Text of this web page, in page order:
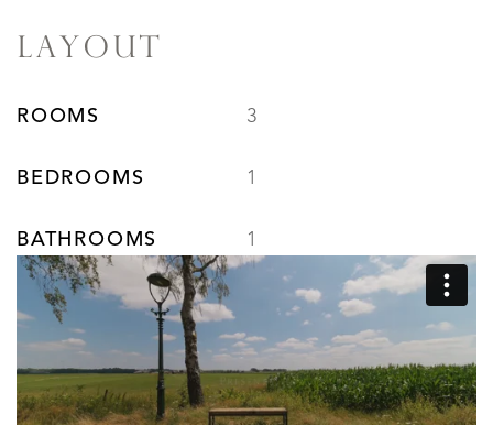
LAYOUT
ROOMS 3
BEDROOMS 1
BATHROOMS 1
FLOORS
ENERGY